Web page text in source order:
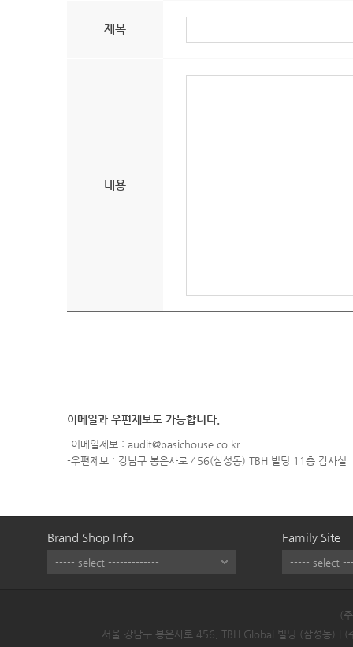
제목
내용
이메일과 우편제보도 가능합니다.
-이메일제보 : audit@basichouse.co.kr
-우편제보 : 강남구 봉은사로 456(삼성동) TBH 빌딩 11층 감사실
Brand Shop Info Family Site
(
서울 강남구 봉은사로 456, TBH Global 빌딩 (삼성동) |